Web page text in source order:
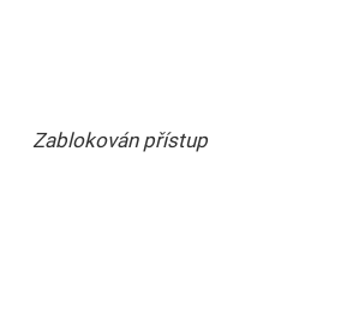
Zablokován přístup